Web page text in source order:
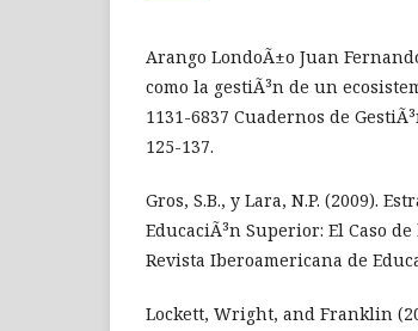
Arango LondoÃ±o Juan
como la gestiÃ³n de un
1131-6837 Cuadernos de
125-137.
Gros, S.B., y Lara, N.P. (2009).
EducaciÃ³n Superior: El Caso
Revista Iberoamericana de
Lockett, Wright, and Franklin